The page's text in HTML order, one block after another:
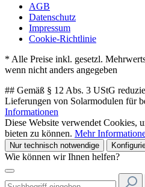
AGB
Datenschutz
Impressum
Cookie-Richtlinie
* Alle Preise inkl. gesetzl.
wenn nicht anders angegeben
## Gemäß § 12 Abs. 3 UStG
Lieferungen von Solarmodulen für
Informationen
Diese Website verwendet Cookies,
bieten zu können. Mehr
Nur technisch notwendige
Wie können wir Ihnen helfen?